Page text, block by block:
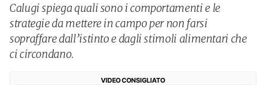
Calugi spiega quali sono i comportamenti e le
strategie da mettere in campo per non farsi
sopraffare dall’istinto e dagli stimoli alimentari che
ci circondano.
VIDEO CONSIGLIATO